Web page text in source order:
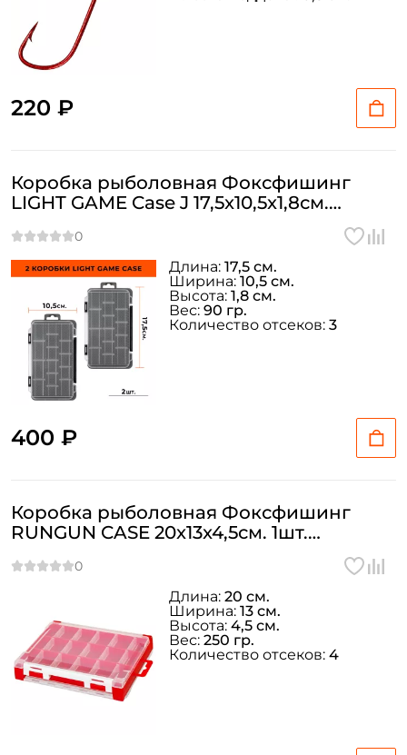
220 ₽
Коробка рыболовная Фоксфишинг
LIGHT GAME Case J 17,5x10,5x1,8см.
400 ₽
Длина: 17,5 см.
Ширина: 10,5 см.
Высота: 1,8 см.
Вес: 90 гр.
Количество отсеков: 3
Коробка рыболовная Фоксфишинг
RUNGUN CASE 20x13x4,5см. 1шт.
Длина: 20 см.
Ширина: 13 см.
Высота: 4,5 см.
Вес: 250 гр.
Количество отсеков: 4